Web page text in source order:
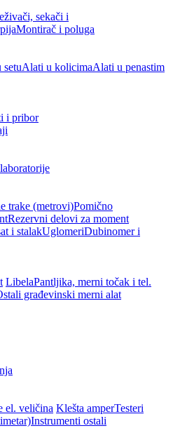
sekači i
Montirač i poluga
setuAlati u kolicimaAlati u penastim
i pribor
trake (metrovi)Pomično
Rezervni delovi za moment
i stalakUglomeriDubinomer i
LibelaPantljika, merni točak i tel.
građevinski merni alat
el. veličina Klešta amperTesteri
Instrumenti ostali